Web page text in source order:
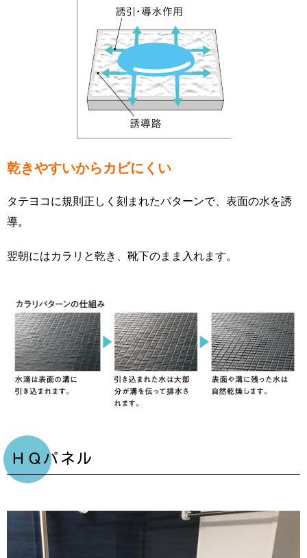
乾きやすいからカビにくい
タテヨコに規則正しく刻まれたパターンで、表面の水を誘
導。
翌朝にはカラリと乾き、靴下のまま入れます。
ＨＱパネル